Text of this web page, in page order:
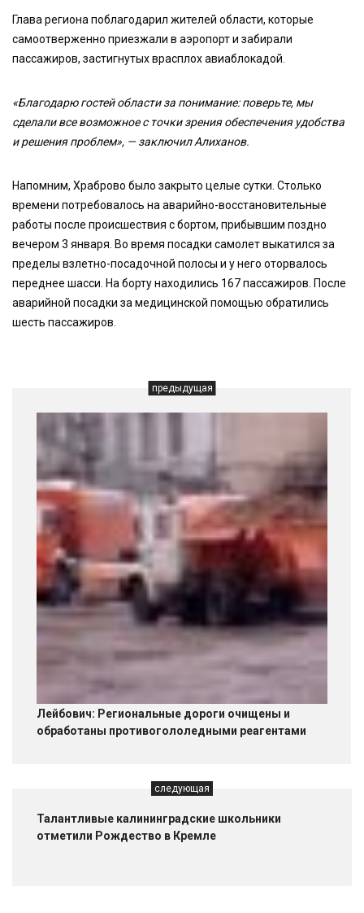
Глава региона поблагодарил жителей области, которые
самоотверженно приезжали в аэропорт и забирали
пассажиров, застигнутых врасплох авиаблокадой.
«Благодарю гостей области за понимание: поверьте, мы
сделали все возможное с точки зрения обеспечения удобства
и решения проблем», — заключил Алиханов.
Напомним, Храброво было закрыто целые сутки. Столько
времени потребовалось на аварийно-восстановительные
работы после происшествия с бортом, прибывшим поздно
вечером 3 января. Во время посадки самолет выкатился за
пределы взлетно-посадочной полосы и у него оторвалось
переднее шасси. На борту находились 167 пассажиров. После
аварийной посадки за медицинской помощью обратились
шесть пассажиров.
предыдущая
Лейбович: Региональные дороги очищены и
обработаны противогололедными реагентами
следующая
Талантливые калининградские школьники
отметили Рождество в Кремле